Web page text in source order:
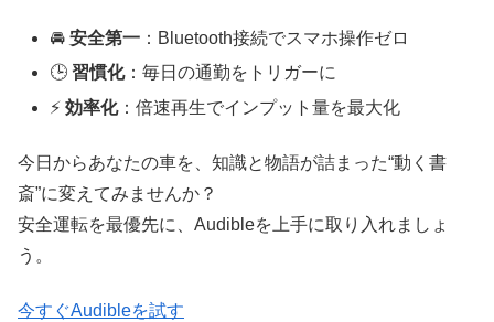
🚘安全第一 ：Bluetooth接続でスマホ操作ゼロ
🕒習慣化：毎日の通勤をトリガーに
⚡効率化：倍速再生でインプット量を最大化
今日からあなたの車を、知識と物語が詰まった“動く書
斎”に変えてみませんか？
安全運転を最優先に、Audibleを上手に取り入れましょ
う。
今すぐAudibleを試す